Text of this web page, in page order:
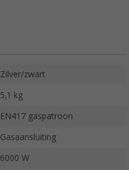
Zilver/zwart
5,1 kg
EN417 gaspatroon
Gasaansluiting
6000 W